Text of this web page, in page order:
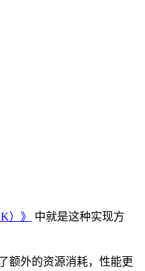
）》
中就是这种实现方
额外的资源消耗，性能更